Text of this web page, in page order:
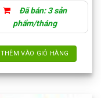
Đã bán: 3 sản
phẩm/tháng
THÊM VÀO GIỎ HÀNG